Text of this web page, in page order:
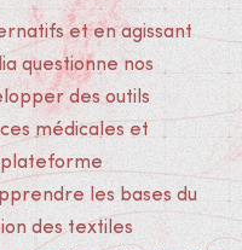
et en agissant
questionne nos
des outils
médicales et
plateforme
les bases du
des textiles